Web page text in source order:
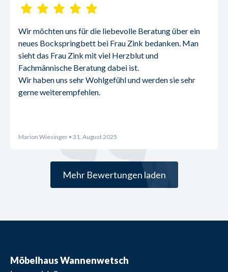
Wir möchten uns für die liebevolle Beratung über ein
neues Bockspringbett bei Frau Zink bedanken. Man
sieht das Frau Zink mit viel Herzblut und
Fachmännische Beratung dabei ist.
Wir haben uns sehr Wohlgefühl und werden sie sehr
gerne weiterempfehlen.
Marion Wiesinger • 31. August 2025
Mehr Bewertungen laden
Möbelhaus Wannenwetsch